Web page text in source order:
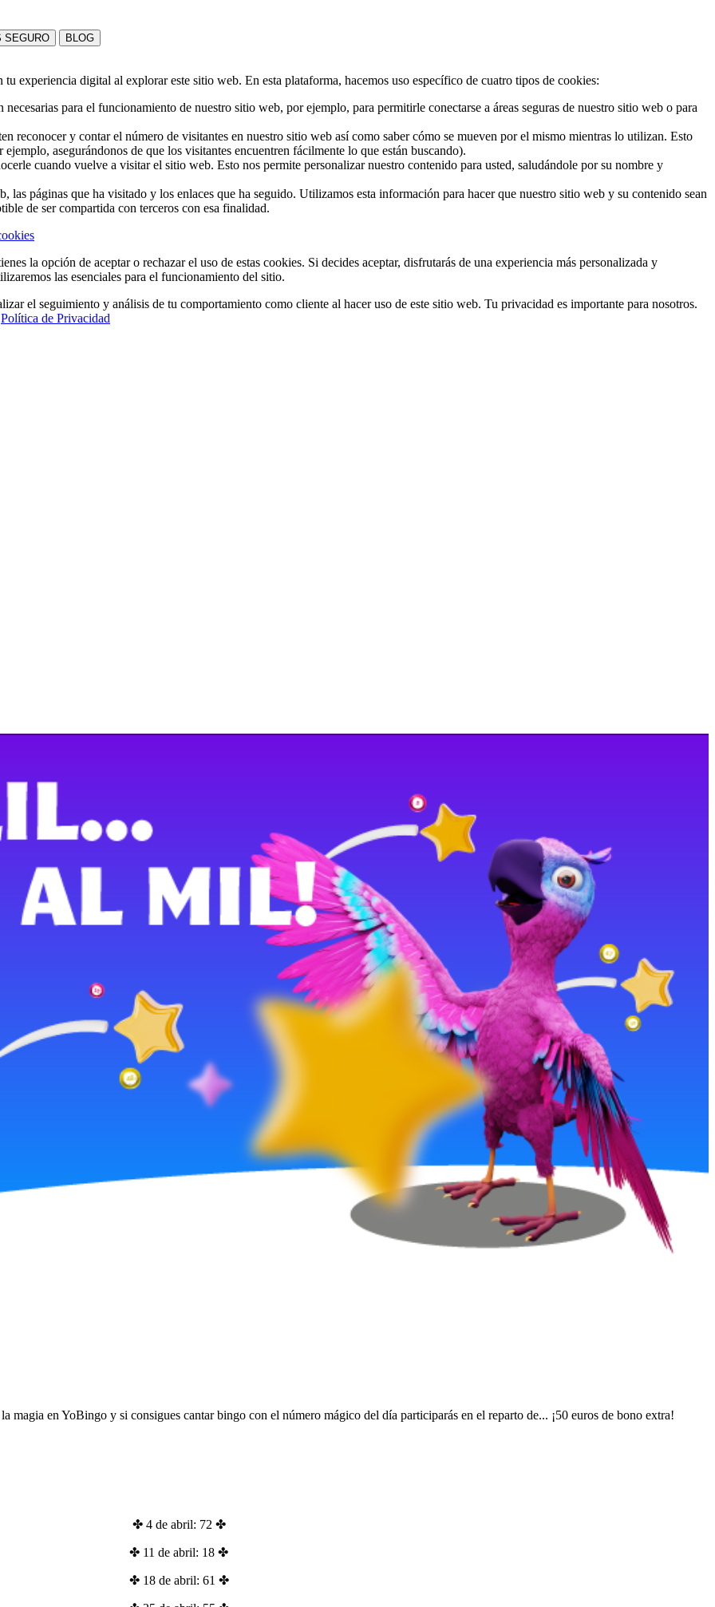
SEGURO BLOG
experiencia digital al explorar este sitio web. En esta plataforma, hacemos uso específico de cuatro tipos de cookies:
necesarias para el funcionamiento de nuestro sitio web, por ejemplo, para permitirle conectarse a áreas seguras de nuestro sitio web o para
reconocer y contar el número de visitantes en nuestro sitio web así como saber cómo se mueven por el mismo mientras lo utilizan. Esto
asegurándonos de que los visitantes encuentren fácilmente lo que están buscando).
cuando vuelve a visitar el sitio web. Esto nos permite personalizar nuestro contenido para usted, saludándole por su nombre y
las páginas que ha visitado y los enlaces que ha seguido. Utilizamos esta información para hacer que nuestro sitio web y su contenido sean
de ser compartida con terceros con esa finalidad.
la opción de aceptar o rechazar el uso de estas cookies. Si decides aceptar, disfrutarás de una experiencia más personalizada y
las esenciales para el funcionamiento del sitio.
el seguimiento y análisis de tu comportamiento como cliente al hacer uso de este sitio web. Tu privacidad es importante para nosotros.
Política de Privacidad
magia en YoBingo y si consigues cantar bingo con el número mágico del día participarás en el reparto de... ¡50 euros de bono extra!
✤ 4 de abril: 72 ✤
✤ 11 de abril: 18 ✤
✤ 18 de abril: 61 ✤